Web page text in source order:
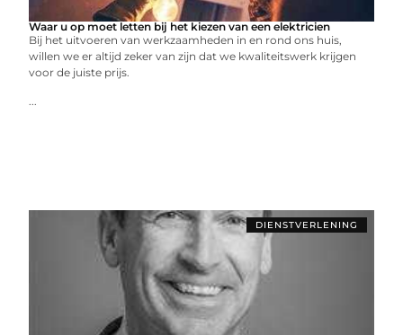
Waar u op moet letten bij het kiezen van een elektricien
Bij het uitvoeren van werkzaamheden in en rond ons huis,
willen we er altijd zeker van zijn dat we kwaliteitswerk krijgen
voor de juiste prijs.
...
DIENSTVERLENING